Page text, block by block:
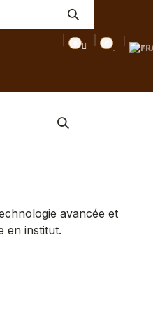
avancée et
en institut.